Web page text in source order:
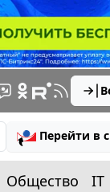
Перейти в
Общество IT